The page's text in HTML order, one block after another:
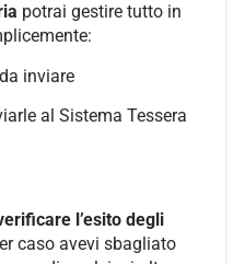
potrai gestire tutto in
inviare
al Sistema Tessera
l’esito degli
caso avevi sbagliato